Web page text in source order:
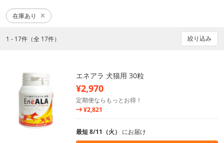
在庫あり
1 - 17件（全 17件） 絞り込み
エネアラ 犬猫用 30粒
¥2,970
定期便ならもっとお得！
¥2,821
最短 8/11（火） にお届け